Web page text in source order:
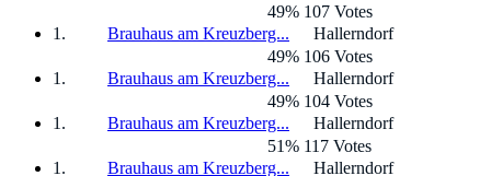
49% 107 Votes
Brauhaus am Kreuzberg...
Hallerndorf
49% 106 Votes
Brauhaus am Kreuzberg...
Hallerndorf
49% 104 Votes
Brauhaus am Kreuzberg...
Hallerndorf
51% 117 Votes
Brauhaus am Kreuzberg...
Hallerndorf